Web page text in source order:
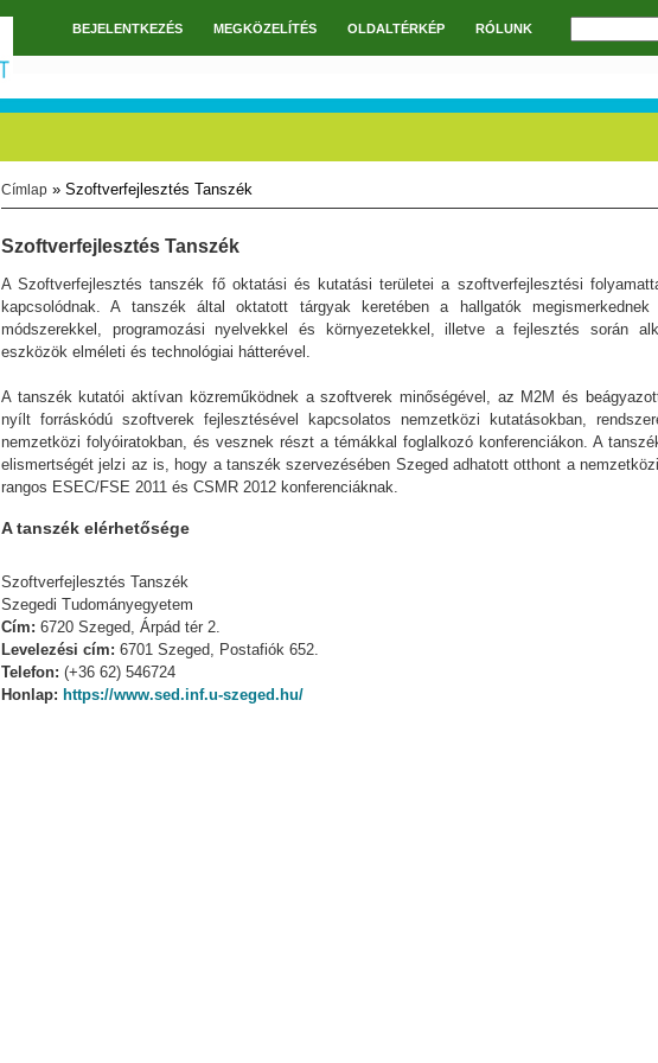
FőmenüBEJELENTKEZÉS MEGKÖZELÍTÉS OLDALTÉRKÉP RÓLUNK Keresés
Jelenlegi hely
Címlap » Szoftverfejlesztés Tanszék
Szoftverfejlesztés Tanszék
A Szoftverfejlesztés tanszék fő oktatási és kutatási területei a szoftverfejlesztési
kapcsolódnak. A tanszék által oktatott tárgyak keretében a hallgatók
módszerekkel, programozási nyelvekkel és környezetekkel, illetve a fejlesztés során
eszközök elméleti és technológiai hátterével.
A tanszék kutatói aktívan közreműködnek a szoftverek minőségével, az M2M és
nyílt forráskódú szoftverek fejlesztésével kapcsolatos nemzetközi kutatásokban,
nemzetközi folyóiratokban, és vesznek részt a témákkal foglalkozó konferenciákon. A
elismertségét jelzi az is, hogy a tanszék szervezésében Szeged adhatott otthont a
rangos ESEC/FSE 2011 és CSMR 2012 konferenciáknak.
A tanszék elérhetősége
Szoftverfejlesztés Tanszék
Szegedi Tudományegyetem
Cím: 6720 Szeged, Árpád tér 2.
Levelezési cím: 6701 Szeged, Postafiók 652.
Telefon: (+36 62) 546724
Honlap: https://www.sed.inf.u-szeged.hu/